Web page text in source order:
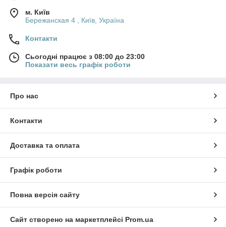
м. Київ
Бережанская 4 , Київ, Україна
Контакти
Сьогодні працює з 08:00 до 23:00
Показати весь графік роботи
Про нас
Контакти
Доставка та оплата
Графік роботи
Повна версія сайту
Сайт створено на маркетплейсі Prom.ua